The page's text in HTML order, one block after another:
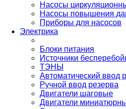
Насосы
Насосы повышения
Приборы для насосов
Электрика
Блоки питания
Источники
ТЭНЫ
Автоматический ввод
Ручной ввод резерва
Двигатели шаговые
Двигатели